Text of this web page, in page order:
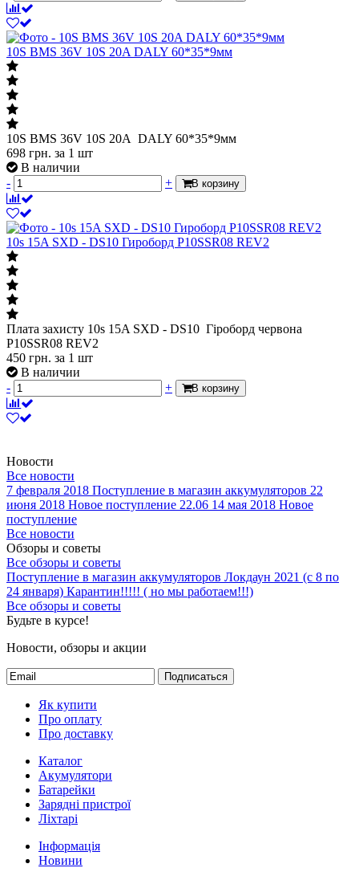
10S BMS 36V 10S 20A DALY 60*35*9мм
10S BMS 36V 10S 20A DALY 60*35*9мм
698 грн. за 1 шт
В наличии
-
+ В корзину
10s 15A SXD - DS10 Гироборд P10SSR08 REV2
Плата захисту 10s 15A SXD - DS10 Гіроборд червона
P10SSR08 REV2
450 грн. за 1 шт
В наличии
-
+ В корзину
Новости
Все новости
7 февраля 2018 Поступление в магазин аккумуляторов 22
июня 2018 Новое поступление 22.06 14 мая 2018 Новое
поступление
Все новости
Обзоры и советы
Все обзоры и советы
Поступление в магазин аккумуляторов Локдаун 2021 (с 8 по
24 января) Карантин!!!!! ( но мы работаем!!!)
Все обзоры и советы
Будьте в курсе!
Новости, обзоры и акции
Подписаться
Як купити
Про оплату
Про доставку
Каталог
Акумулятори
Батарейки
Зарядні пристрої
Ліхтарі
Інформація
Новини